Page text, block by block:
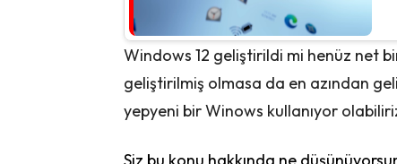
Windows 12 geliştirildi mi henüz net
geliştirilmiş olmasa da en azından
yepyeni bir Winows kullanıyor
Siz bu konu hakkında ne